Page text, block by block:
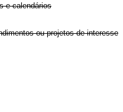
e calendários
ou projetos de interesse